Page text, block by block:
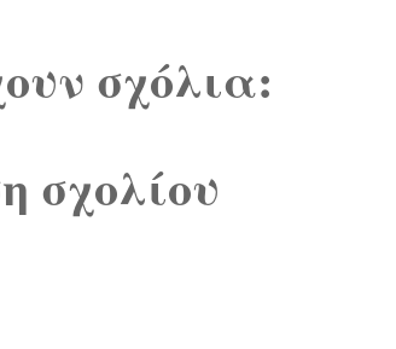
σχόλια:
σχολίου